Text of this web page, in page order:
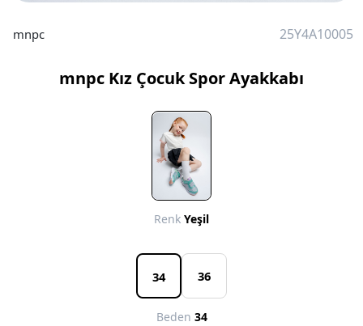
mnpc 25Y4A10005
mnpc Kız Çocuk Spor Ayakkabı
Renk Yeşil
34 36
Beden 34